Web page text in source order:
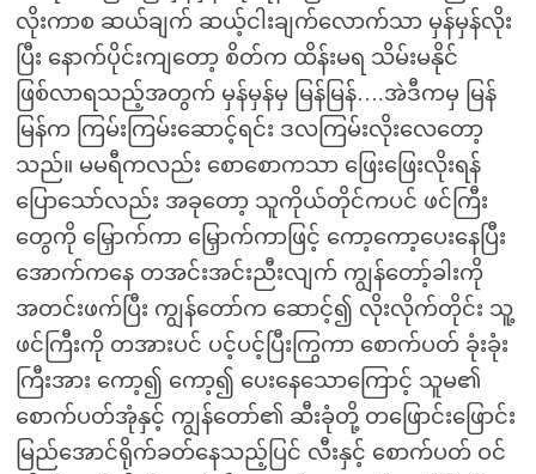
လိုးကာစ ဆယ်ချက် ဆယ့်ငါးချက်လောက်သာ မှန်မှန်လိုး
ပြီး နောက်ပိုင်းကျတော့ စိတ်က ထိန်းမရ သိမ်းမနိုင်
ဖြစ်လာရသည့်အတွက် မှန်မှန်မှ မြန်မြန်….အဲဒီကမှ မြန်
မြန်က ကြမ်းကြမ်းဆောင့်ရင်း ဒလကြမ်းလိုးလေတော့
သည်။ မမရီကလည်း စောစောကသာ ဖြေးဖြေးလိုးရန်
ပြောသော်လည်း အခုတော့ သူကိုယ်တိုင်ကပင် ဖင်ကြီး
တွေကို မြှောက်ကာ မြှောက်ကာဖြင့် ကော့ကော့ပေးနေပြီး
အောက်ကနေ တအင်းအင်းညီးလျက် ကျွန်တော့်ခါးကို
အတင်းဖက်ပြီး ကျွန်တော်က ဆောင့်၍ လိုးလိုက်တိုင်း သူ့
ဖင်ကြီးကို တအားပင် ပင့်ပင့်ပြီးကြွကာ စောက်ပတ် ခုံးခုံး
ကြီးအား ကော့၍ ကော့၍ ပေးနေသောကြောင့် သူမ၏
စောက်ပတ်အုံနှင့် ကျွန်တော်၏ ဆီးခုံတို့ တဖြောင်းဖြောင်း
မြည်အောင်ရိုက်ခတ်နေသည့်ပြင် လီးနှင့် စောက်ပတ် ဝင်